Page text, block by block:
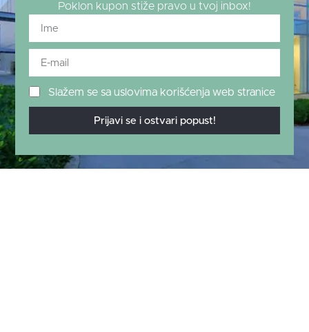
Poklon kupon stiže pravo u tvoj inbox!
Slažem se sa uslovima korišćenja web stranice
Prijavi se i ostvari popust!